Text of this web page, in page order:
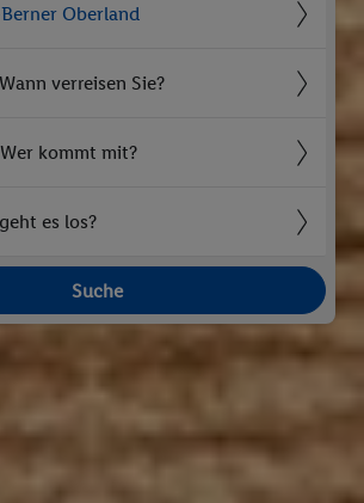
Oberland
Wann verreisen Sie?
Wer kommt mit?
es los?
Suche